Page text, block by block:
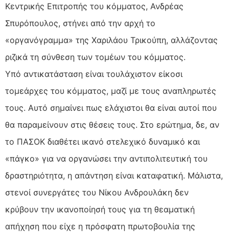
Κεντρικής Επιτροπής του κόμματος, Ανδρέας
Σπυρόπουλος, στήνει από την αρχή το
«οργανόγραμμα» της Χαριλάου Τρικούπη, αλλάζοντας
ριζικά τη σύνθεση των τομέων του κόμματος.
Υπό αντικατάσταση είναι τουλάχιστον είκοσι
τομεάρχες του κόμματος, μαζί με τους αναπληρωτές
τους. Αυτό σημαίνει πως ελάχιστοι θα είναι αυτοί που
θα παραμείνουν στις θέσεις τους. Στο ερώτημα, δε, αν
το ΠΑΣΟΚ διαθέτει ικανό στελεχικό δυναμικό και
«πάγκο» για να οργανώσει την αντιπολιτευτική του
δραστηριότητα, η απάντηση είναι καταφατική. Μάλιστα,
στενοί συνεργάτες του Νίκου Ανδρουλάκη δεν
κρύβουν την ικανοποίησή τους για τη θεαματική
απήχηση που είχε η πρόσφατη πρωτοβουλία της